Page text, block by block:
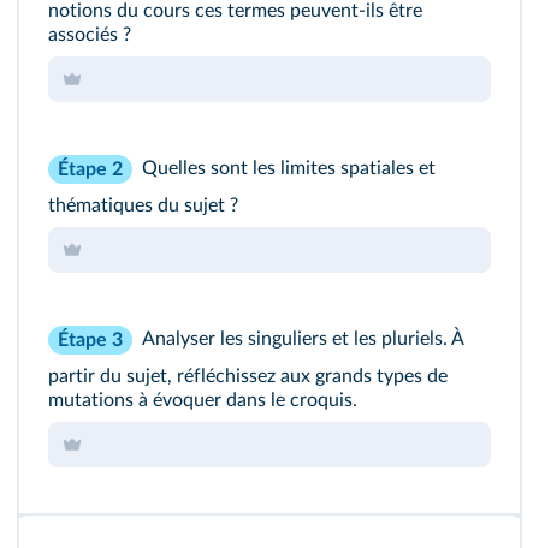
notions du cours ces termes peuvent‑ils être
associés ?
Étape 2
Quelles sont les limites spatiales et
thématiques du sujet ?
Étape 3
Analyser les singuliers et les pluriels. À
partir du sujet, réfléchissez aux grands types de
mutations à évoquer dans le croquis.